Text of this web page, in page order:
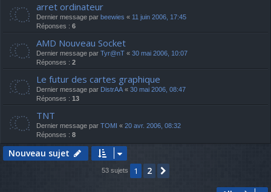
arret ordinateur
Dernier message par beewies « 11 juin 2006, 17:45
Réponses : 6
AMD Nouveau Socket
Dernier message par Tyr@nT « 30 mai 2006, 10:07
Réponses : 2
Le futur des cartes graphique
Dernier message par DistrAA « 30 mai 2006, 08:47
Réponses : 13
TNT
Dernier message par TOMI « 20 avr. 2006, 08:32
Réponses : 8
Nouveau sujet
53 sujets 1 2